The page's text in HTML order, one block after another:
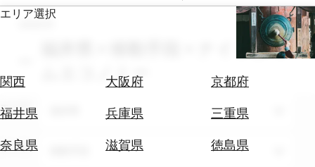
エリア選択
関西 大阪府
京都府
福井県
兵庫県
三重県
奈良県
滋賀県
徳島県
エ
券
テ
search
福井県 × 移動手段 × ナイトタイ
ムエコノミー
エリア
テーマ